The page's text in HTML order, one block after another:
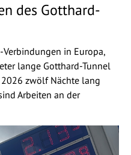
des Gotthard-
in Europa,
lange Gotthard-Tunnel
zwölf Nächte lang
Arbeiten an der